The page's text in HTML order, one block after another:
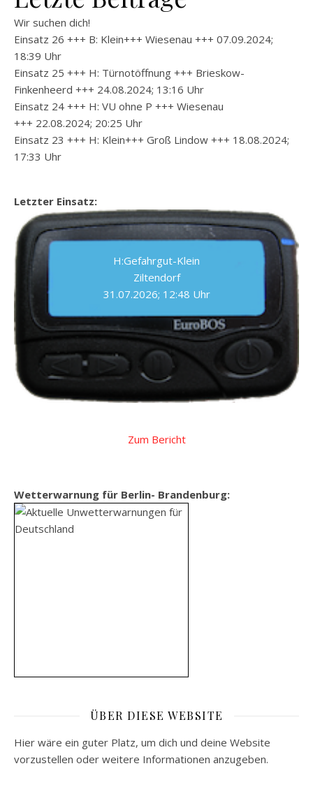
Wir suchen dich!
Einsatz 26 +++ B: Klein+++ Wiesenau +++ 07.09.2024;
18:39 Uhr
Einsatz 25 +++ H: Türnotöffnung +++ Brieskow-
Finkenheerd +++ 24.08.2024; 13:16 Uhr
Einsatz 24 +++ H: VU ohne P +++ Wiesenau
+++ 22.08.2024; 20:25 Uhr
Einsatz 23 +++ H: Klein+++ Groß Lindow +++ 18.08.2024;
17:33 Uhr
Letzter Einsatz:
H:Gefahrgut-Klein
Ziltendorf
31.07.2026; 12:48 Uhr
Zum Bericht
Wetterwarnung für Berlin- Brandenburg:
ÜBER DIESE WEBSITE
Hier wäre ein guter Platz, um dich und deine Website
vorzustellen oder weitere Informationen anzugeben.